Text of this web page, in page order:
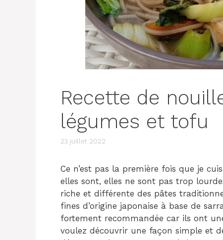
Recette de
légumes et tofu
23 juillet 2022
Ce n’est pas la première fois que je
elles sont, elles ne sont pas trop
riche et différente des pâtes
fines d’origine japonaise à base de
fortement recommandée car ils ont
voulez découvrir une façon simple et